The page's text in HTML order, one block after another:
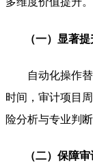
（一）显著
自动化操作
时间，审计项目
险分析与专业判
（二）保障